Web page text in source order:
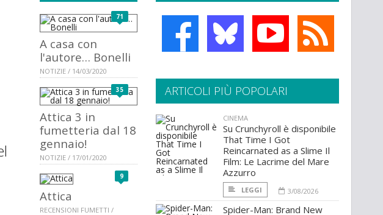
71
A casa con
l'autore… Bonelli
NOTIZIE / 14/03/2020
35
Attica 3 in
fumetteria dal 18
gennaio!
NOTIZIE / 17/01/2020
9
Attica
RECENSIONI FUMETTI /
ARTICOLI PIÙ POPOLARI
CINEMA
Su Crunchyroll è disponibile
That Time I Got
Reincarnated as a Slime Il
Film: Le Lacrime del Mare
Azzurro
LEGGI 3/08/2026
Spider-Man: Brand New